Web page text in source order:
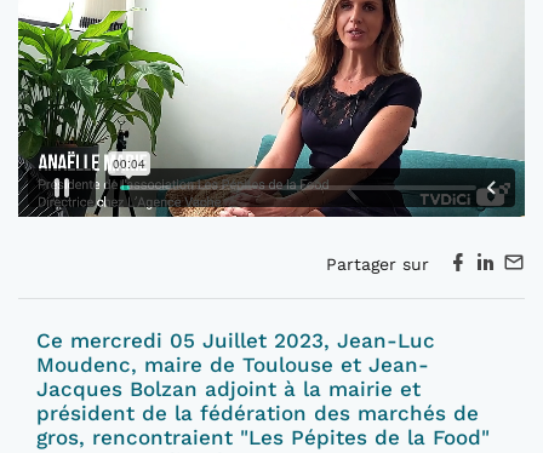
Partager sur
Ce mercredi 05 Juillet 2023, Jean-Luc
Moudenc, maire de Toulouse et Jean-
Jacques Bolzan adjoint à la mairie et
président de la fédération des marchés de
gros, rencontraient "Les Pépites de la Food"